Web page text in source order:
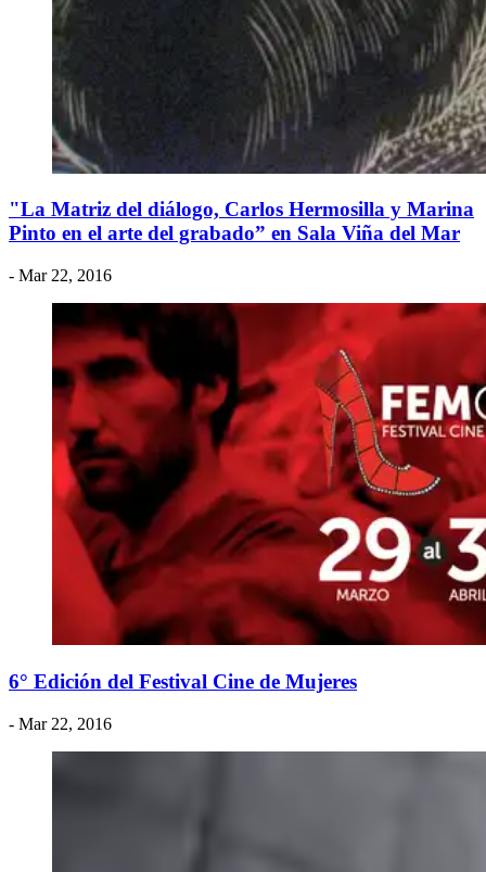
"La Matriz del diálogo, Carlos Hermosilla y Marina
Pinto en el arte del grabado” en Sala Viña del Mar
- Mar 22, 2016
6° Edición del Festival Cine de Mujeres
- Mar 22, 2016